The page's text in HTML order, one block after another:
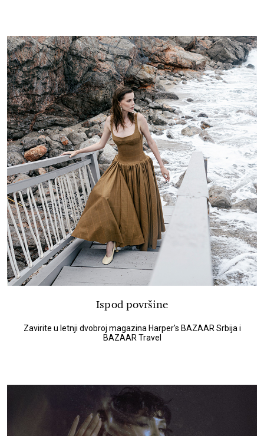
Ispod površine
Zavirite u letnji dvobroj magazina Harper's BAZAAR Srbija i
BAZAAR Travel